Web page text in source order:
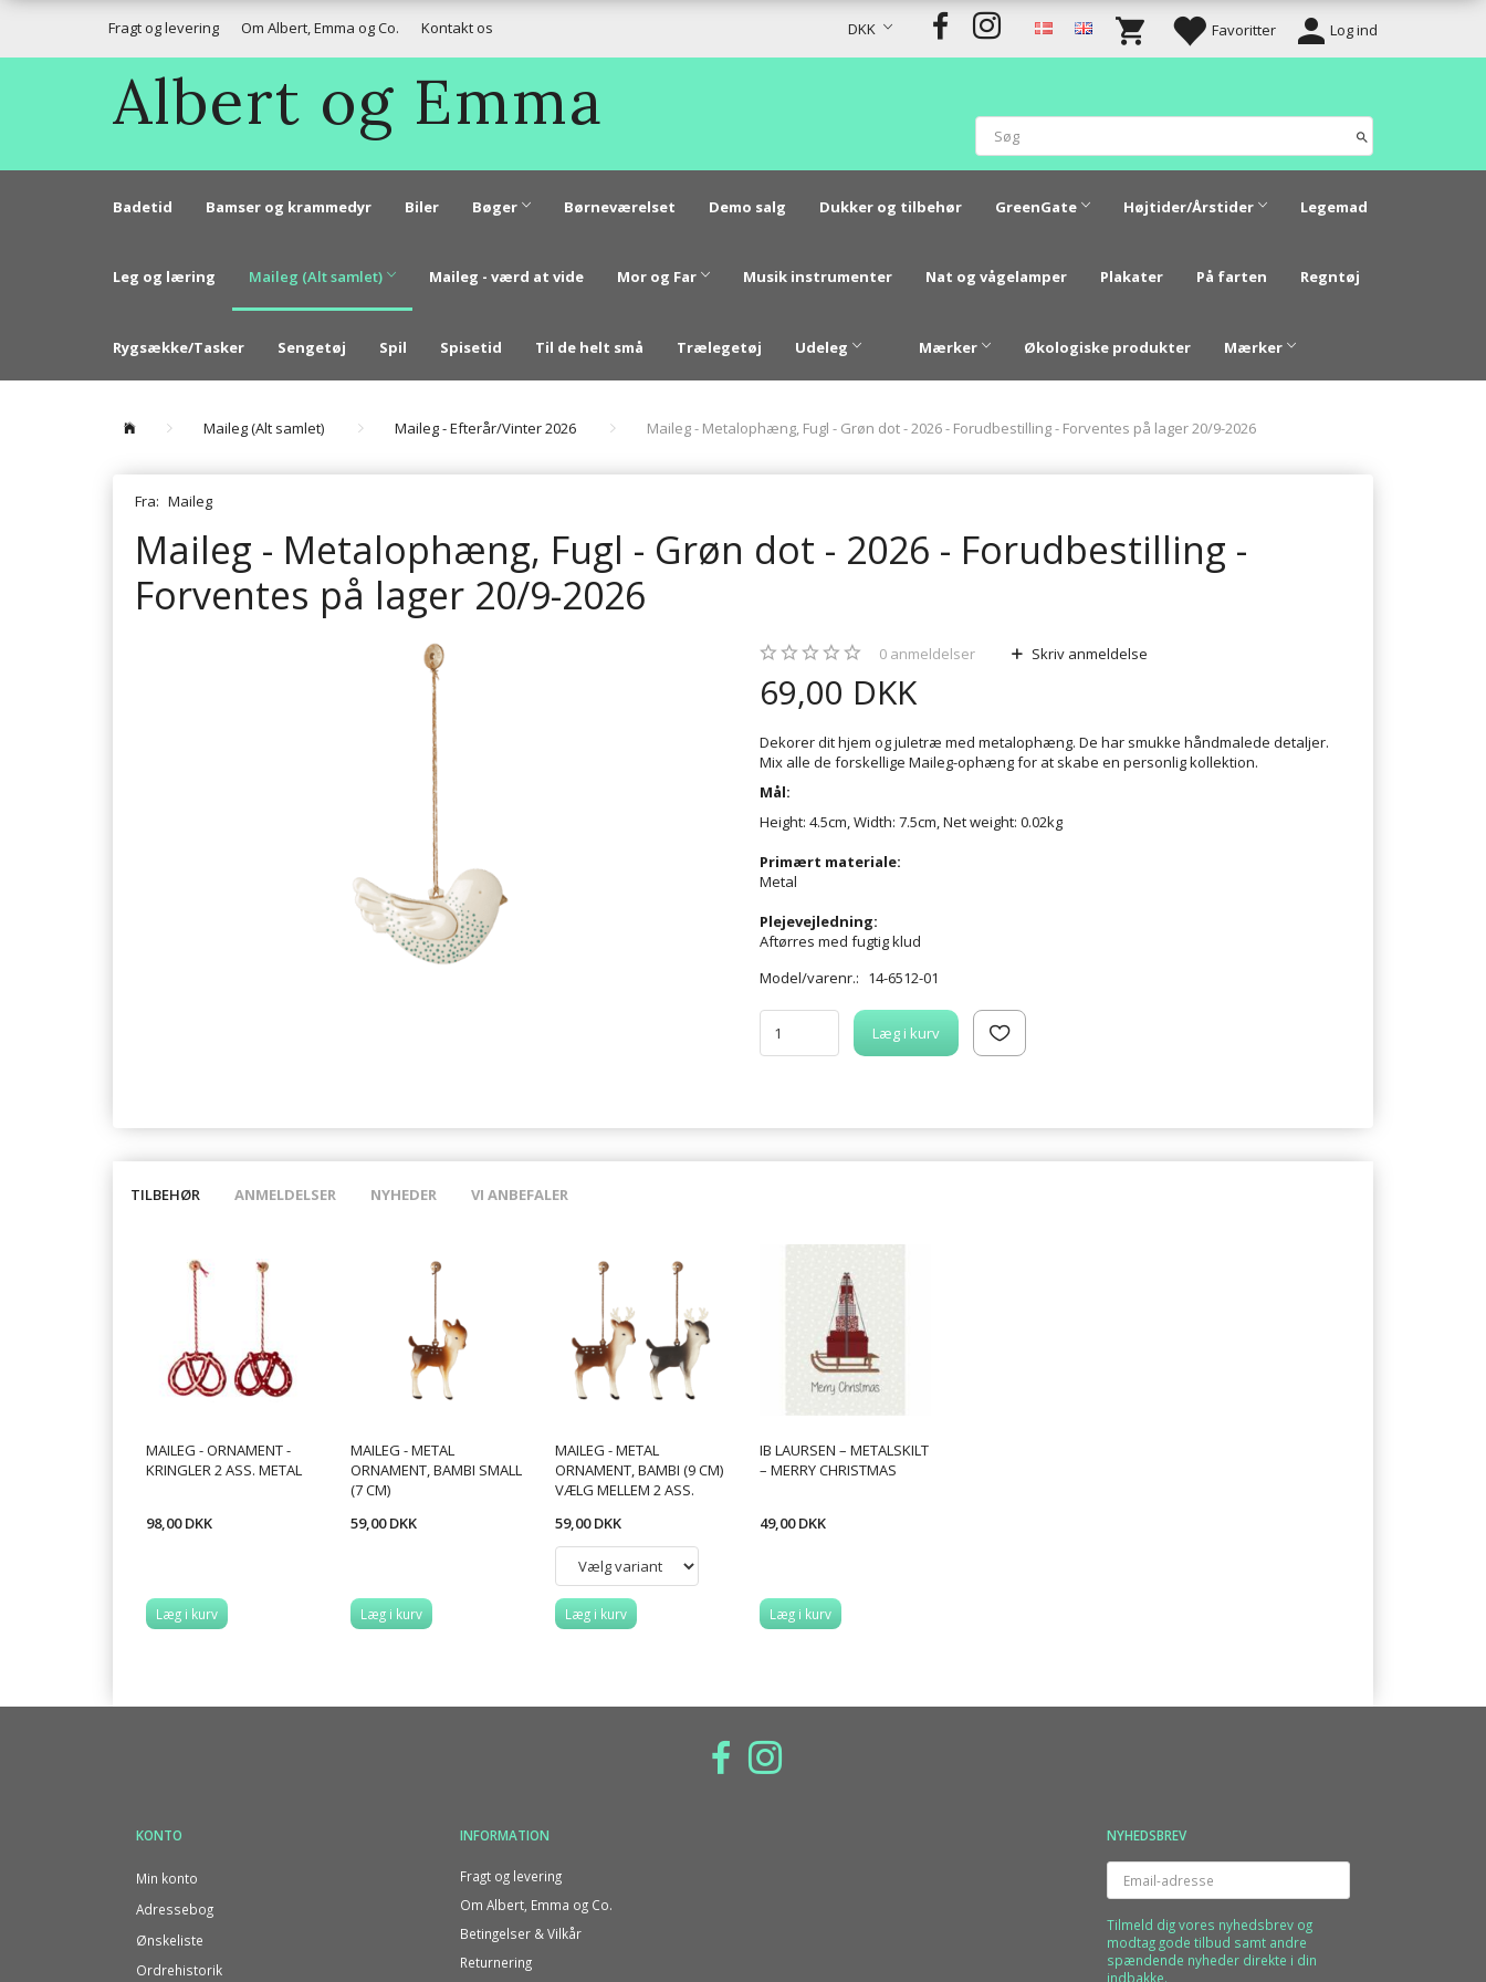
Favoritter Log ind
DKK
Fragt og levering Om Albert, Emma og Co. Kontakt os
Albert og Emma
Badetid Bamser og krammedyr Biler Bøger Børneværelset Demo salg Dukker og tilbehør GreenGate Højtider/Årstider Legemad
Leg og læring Maileg (Alt samlet) Maileg - værd at vide Mor og Far Musik instrumenter Nat og vågelamper Plakater På farten Regntøj
Rygsække/Tasker Sengetøj Spil Spisetid Til de helt små Trælegetøj Udeleg Mærker Økologiske produkter Mærker
Maileg (Alt samlet) Maileg - Efterår/Vinter 2026 Maileg - Metalophæng, Fugl - Grøn dot - 2026 - Forudbestilling - Forventes på lager 20/9-2026
Fra: Maileg
Maileg - Metalophæng, Fugl - Grøn dot - 2026 - Forudbestilling -
Forventes på lager 20/9-2026
0 anmeldelser Skriv anmeldelse
69,00 DKK
Dekorer dit hjem og juletræ med metalophæng. De har smukke håndmalede detaljer.
Mix alle de forskellige Maileg-ophæng for at skabe en personlig kollektion.
Mål:
Height: 4.5cm, Width: 7.5cm, Net weight: 0.02kg
Primært materiale:
Metal
Plejevejledning:
Aftørres med fugtig klud
Model/varenr.: 14-6512-01
Læg i kurv
TILBEHØR ANMELDELSER NYHEDER VI ANBEFALER
MAILEG - ORNAMENT -
KRINGLER 2 ASS. METAL
98,00 DKK
Læg i kurv
MAILEG - METAL
ORNAMENT, BAMBI SMALL
(7 CM)
59,00 DKK
Læg i kurv
MAILEG - METAL
ORNAMENT, BAMBI (9 CM)
VÆLG MELLEM 2 ASS.
59,00 DKK
Læg i kurv
IB LAURSEN – METALSKILT
– MERRY CHRISTMAS
49,00 DKK
Læg i kurv
KONTO
Min konto
Adressebog
Ønskeliste
Ordrehistorik
INFORMATION
Fragt og levering
Om Albert, Emma og Co.
Betingelser & Vilkår
Returnering
NYHEDSBREV
Email-
adresse
Tilmeld dig vores nyhedsbrev og
modtag gode tilbud samt andre
spændende nyheder direkte i din
indbakke.